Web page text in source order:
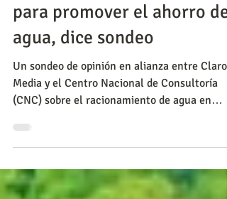
Más de 70 % de bogotanos
piden incentivos económicos
para promover el ahorro de
agua, dice sondeo
Un sondeo de opinión en alianza entre Claro
Media y el Centro Nacional de Consultoría
Bogotá y la ge